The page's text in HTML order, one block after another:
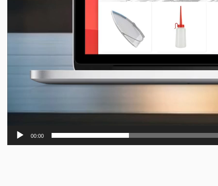
00:00